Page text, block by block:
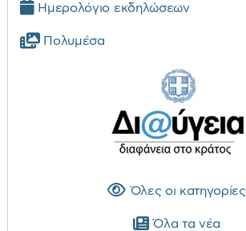
Ημερολόγιο εκδηλώσεων
Πολυμέσα
Όλες οι κατηγορίες
Όλα τα νέα